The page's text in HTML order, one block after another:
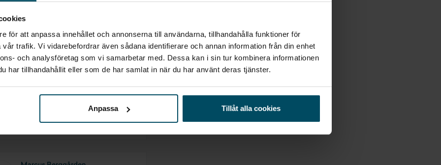
för att anpassa innehållet och annonserna till användarna, tillhandahålla funktioner för
trafik. Vi vidarebefordrar även sådana identifierare och annan information från din enhet
och analysföretag som vi samarbetar med. Dessa kan i sin tur kombinera informationen
har tillhandahållit eller som de har samlat in när du har använt deras tjänster.
Anpassa Tillåt alla cookies
Säljare Transportbilar Ford